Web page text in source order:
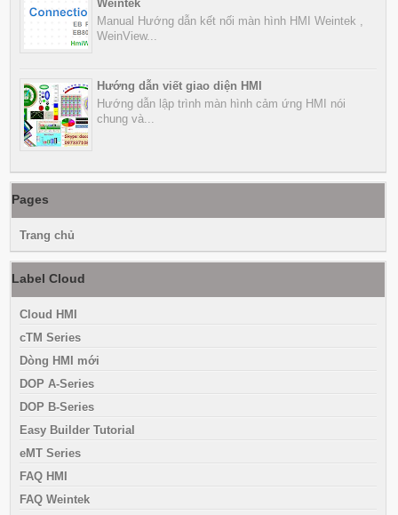
Weintek
Manual Hướng dẫn kết nối màn hình HMI Weintek ,
WeinView...
Hướng dẫn viết giao diện HMI
Hướng dẫn lập trình màn hình cảm ứng HMI nói
chung và...
Pages
Trang chủ
Label Cloud
Cloud HMI
cTM Series
Dòng HMI mới
DOP A-Series
DOP B-Series
Easy Builder Tutorial
eMT Series
FAQ HMI
FAQ Weintek